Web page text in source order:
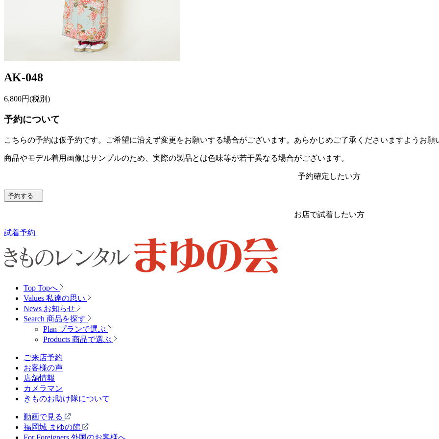
AK-048
6,800円(税別)
予約について
こちらの予約は仮予約です。 ご希望に沿えず変更をお願いする場合がございます。あらかじめご了承くださいますようお願
商品やモデル着用画像はサンプルのため、実際の製品とは色味等が若干異なる場合がございます。
予約確定したい方
予約する
お店で試着したい方
試着予約
Top Topへ
Values 私達の思い
News お知らせ
Search 商品を探す
Plan プランで選ぶ
Products 商品で選ぶ
ご来店予約
お客様の声
店舗情報
カメラマン
きものお助け隊について
動画で見る
福岡城 まゆの館